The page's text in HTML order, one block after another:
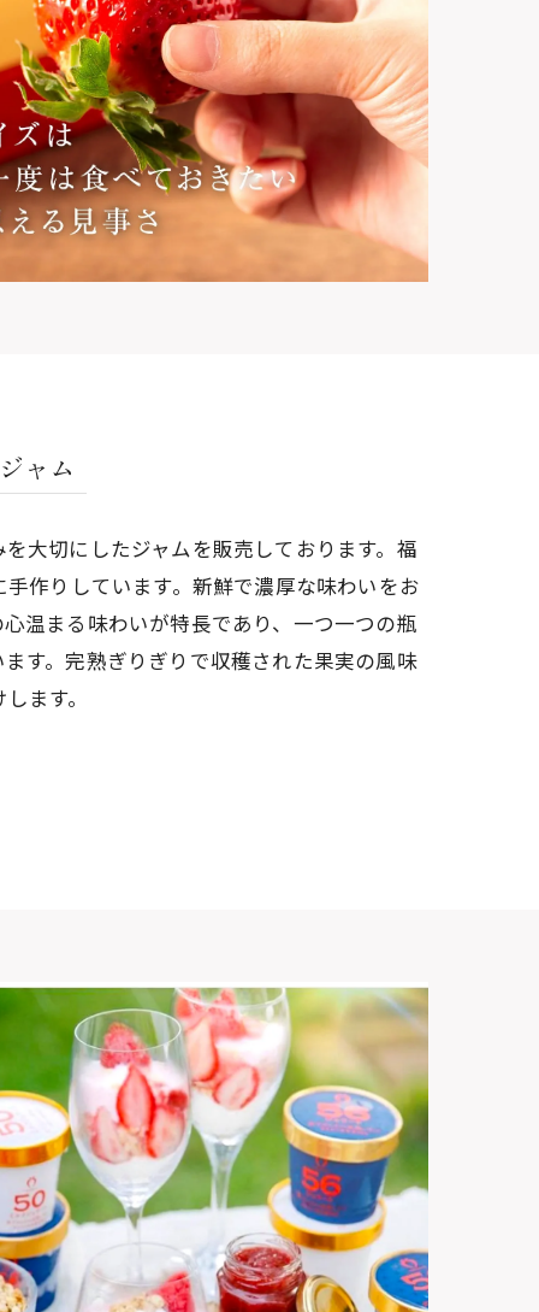
ャム
大切にしたジャムを販売しております。福
作りしています。新鮮で濃厚な味わいをお
温まる味わいが特長であり、一つ一つの瓶
す。完熟ぎりぎりで収穫された果実の風味
ます。